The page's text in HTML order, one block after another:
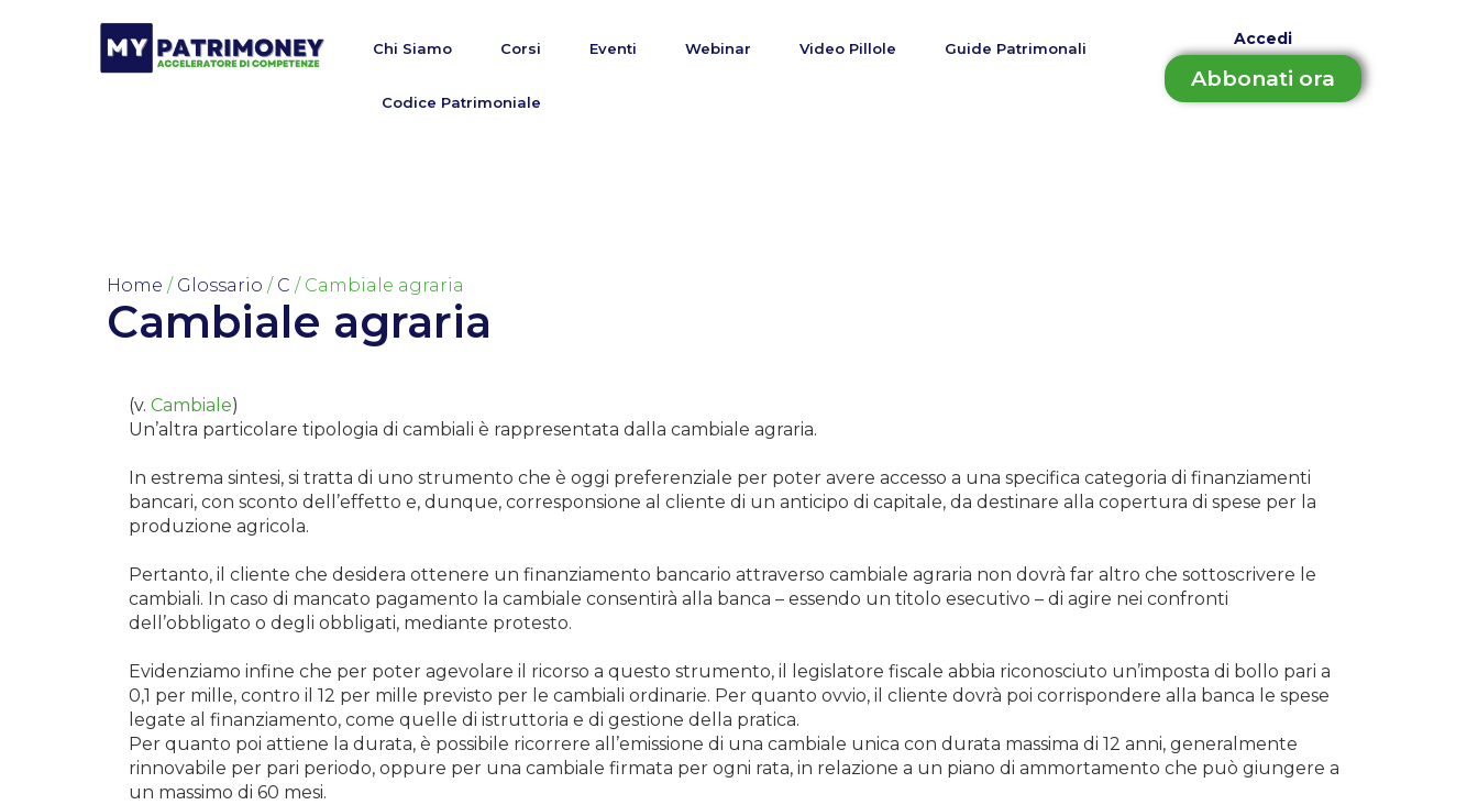
Chi Siamo Corsi Eventi Webinar Video Pillole Guide Patrimonali
Codice Patrimoniale
Accedi
Abbonati ora
Home / Glossario / C / Cambiale agraria
Cambiale agraria
(v. Cambiale)
Un’altra particolare tipologia di cambiali è rappresentata dalla cambiale agraria.
In estrema sintesi, si tratta di uno strumento che è oggi preferenziale per poter avere accesso a una specifica categoria di finanziamenti
bancari, con sconto dell’effetto e, dunque, corresponsione al cliente di un anticipo di capitale, da destinare alla copertura di spese per la
produzione agricola.
Pertanto, il cliente che desidera ottenere un finanziamento bancario attraverso cambiale agraria non dovrà far altro che sottoscrivere le
cambiali. In caso di mancato pagamento la cambiale consentirà alla banca – essendo un titolo esecutivo – di agire nei confronti
dell’obbligato o degli obbligati, mediante protesto.
Evidenziamo infine che per poter agevolare il ricorso a questo strumento, il legislatore fiscale abbia riconosciuto un’imposta di bollo pari a
0,1 per mille, contro il 12 per mille previsto per le cambiali ordinarie. Per quanto ovvio, il cliente dovrà poi corrispondere alla banca le spese
legate al finanziamento, come quelle di istruttoria e di gestione della pratica.
Per quanto poi attiene la durata, è possibile ricorrere all’emissione di una cambiale unica con durata massima di 12 anni, generalmente
rinnovabile per pari periodo, oppure per una cambiale firmata per ogni rata, in relazione a un piano di ammortamento che può giungere a
un massimo di 60 mesi.